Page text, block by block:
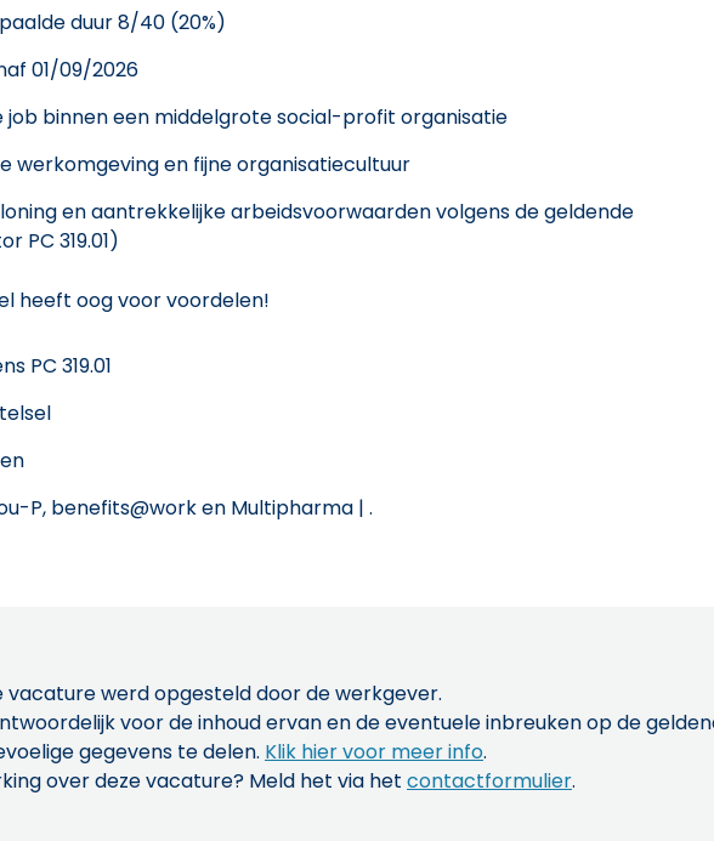
duur 8/40 (20%)
01/09/2026
job binnen een middelgrote social-profit organisatie
werkomgeving en fijne organisatiecultuur
en aantrekkelijke arbeidsvoorwaarden volgens de geldende
PC 319.01)
heeft oog voor voordelen!
PC 319.01
P, benefits@work en Multipharma | .
vacature werd opgesteld door de werkgever.
voor de inhoud ervan en de eventuele inbreuken op de
gegevens te delen. Klik hier voor meer info.
over deze vacature? Meld het via het contactformulier.